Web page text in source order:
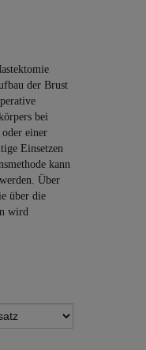
der Brust
bei
oder einer
Einsetzen
kann
Über
über die
wird